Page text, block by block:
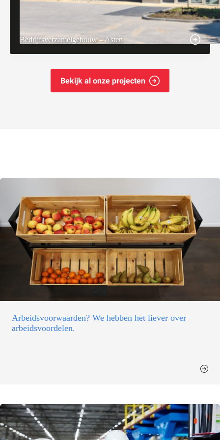
Bedrijfsverzamelgebouw – Asten
Bekijk al onze projecten
Arbeidsvoorwaarden? We hebben het liever over
arbeidsvoordelen.